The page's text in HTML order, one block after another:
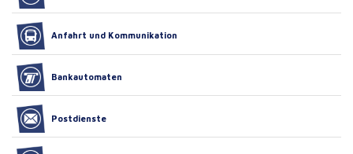
Anfahrt und Kommunikation
Bankautomaten
Postdienste